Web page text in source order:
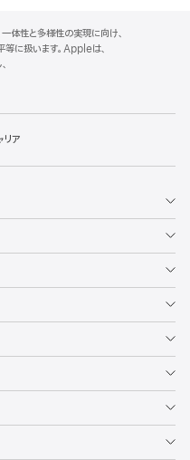
体性と多様性の実現に向け、
等に扱います。Appleは、
ア